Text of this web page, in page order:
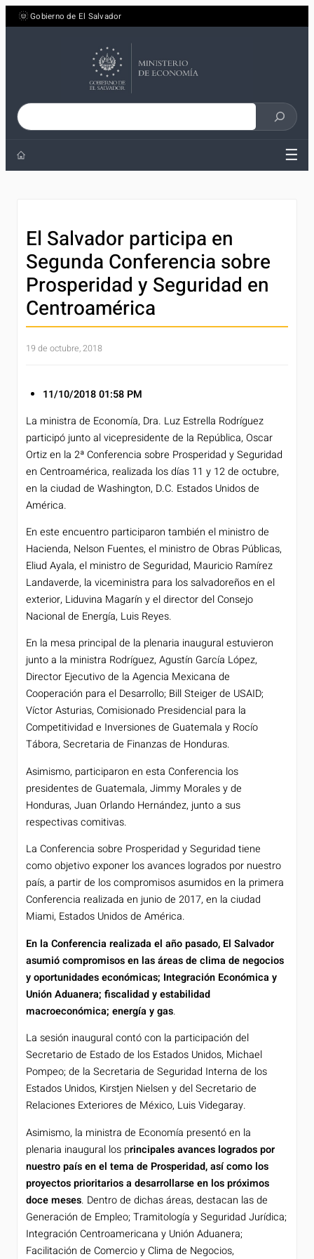
Saltar
al
Gobierno de El Salvador
Buscar
el
sitio
☰
El Salvador participa en
Segunda Conferencia sobre
Prosperidad y Seguridad en
Centroamérica
19 de octubre, 2018
11/10/201801:58 PM
La ministra de Economía, Dra. Luz Estrella Rodríguez
participó junto al vicepresidente de la República, Oscar
Ortiz en la 2ª Conferencia sobre Prosperidad y Seguridad
en Centroamérica, realizada los días 11 y 12 de octubre,
en la ciudad de Washington, D.C. Estados Unidos de
América.
En este encuentro participaron también el ministro de
Hacienda, Nelson Fuentes, el ministro de Obras Públicas,
Eliud Ayala, el ministro de Seguridad, Mauricio Ramírez
Landaverde, la viceministra para los salvadoreños en el
exterior, Liduvina Magarín y el director del Consejo
Nacional de Energía, Luis Reyes.
En la mesa principal de la plenaria inaugural estuvieron
junto a la ministra Rodríguez, Agustín García López,
Director Ejecutivo de la Agencia Mexicana de
Cooperación para el Desarrollo; Bill Steiger de USAID;
Víctor Asturias, Comisionado Presidencial para la
Competitividad e Inversiones de Guatemala y Rocío
Tábora, Secretaria de Finanzas de Honduras.
Asimismo, participaron en esta Conferencia los
presidentes de Guatemala, Jimmy Morales y de
Honduras, Juan Orlando Hernández, junto a sus
respectivas comitivas.
La Conferencia sobre Prosperidad y Seguridad tiene
como objetivo exponer los avances logrados por nuestro
país, a partir de los compromisos asumidos en la primera
Conferencia realizada en junio de 2017, en la ciudad
Miami, Estados Unidos de América.
En la Conferencia realizada el año pasado, El Salvador
asumió compromisos en las áreas de clima de negocios
y oportunidades económicas; Integración Económica y
Unión Aduanera; fiscalidad y estabilidad
macroeconómica; energía y gas.
La sesión inaugural contó con la participación del
Secretario de Estado de los Estados Unidos, Michael
Pompeo; de la Secretaria de Seguridad Interna de los
Estados Unidos, Kirstjen Nielsen y del Secretario de
Relaciones Exteriores de México, Luis Videgaray.
Asimismo, la ministra de Economía presentó en la
plenaria inaugural los principales avances logrados por
nuestro país en el tema de Prosperidad, así como los
proyectos prioritarios a desarrollarse en los próximos
doce meses. Dentro de dichas áreas, destacan las de
Generación de Empleo; Tramitología y Seguridad Jurídica;
Integración Centroamericana y Unión Aduanera;
Facilitación de Comercio y Clima de Negocios,